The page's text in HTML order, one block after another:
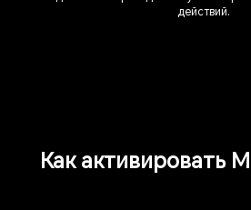
действий.
Как активировать